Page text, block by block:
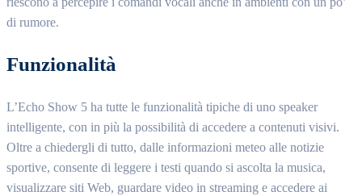
di rumore.
Funzionalità
L’Echo Show 5 ha tutte le funzionalità tipiche di uno speaker
intelligente, con in più la possibilità di accedere a contenuti visivi.
Oltre a chiedergli di tutto, dalle informazioni meteo alle notizie
sportive, consente di leggere i testi quando si ascolta la musica,
visualizzare siti Web, guardare video in streaming e accedere ai